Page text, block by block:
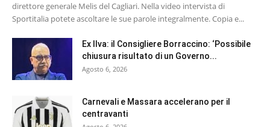
direttore generale Melis del Cagliari. Nella video intervista di
Sportitalia potete ascoltare le sue parole integralmente. Copia e...
Ex Ilva: il Consigliere Borraccino: ‘Possibile
chiusura risultato di un Governo...
Agosto 6, 2026
Carnevali e Massara accelerano per il
centravanti